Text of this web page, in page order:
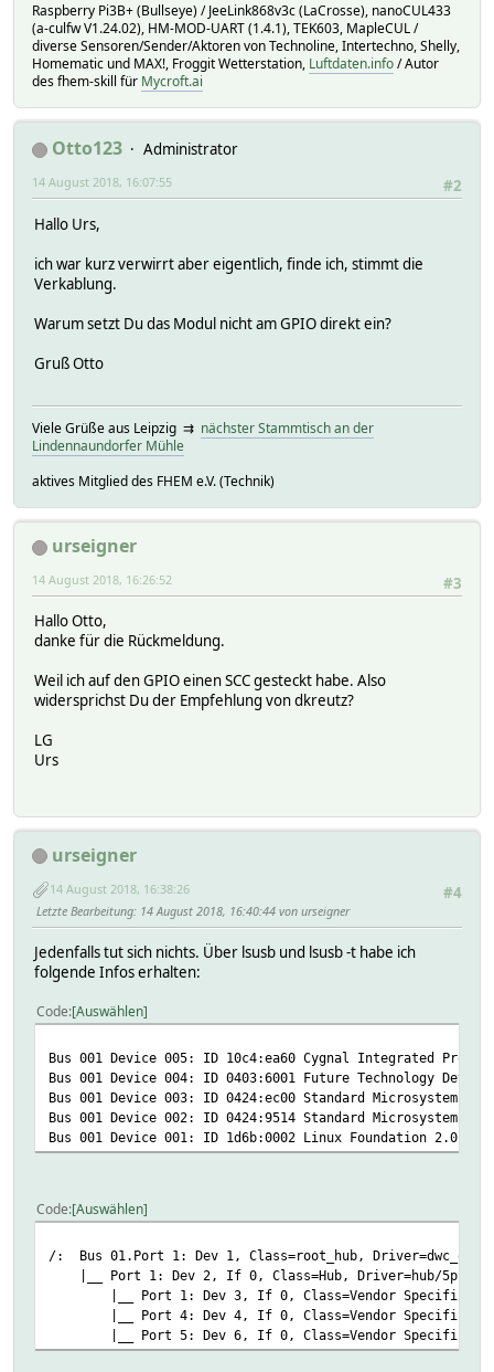
Raspberry Pi3B+ (Bullseye) / JeeLink868v3c (LaCrosse), nanoCUL433
(a-culfw V1.24.02), HM-MOD-UART (1.4.1), TEK603, MapleCUL /
diverse Sensoren/Sender/Aktoren von Technoline, Intertechno, Shelly,
Homematic und MAX!, Froggit Wetterstation, Luftdaten.info/ Autor
des fhem-skill für Mycroft.ai
Otto123
Administrator
#2
14 August 2018, 16:07:55
Hallo Urs,
ich war kurz verwirrt aber eigentlich, finde ich, stimmt die
Verkablung.
Warum setzt Du das Modul nicht am GPIO direkt ein?
Gruß Otto
Viele Grüße aus Leipzig ⇉ nächster Stammtisch an der
Lindennaundorfer Mühle
aktives Mitglied des FHEM e.V. (Technik)
urseigner
#3
14 August 2018, 16:26:52
Hallo Otto,
danke für die Rückmeldung.
Weil ich auf den GPIO einen SCC gesteckt habe. Also
widersprichst Du der Empfehlung von dkreutz?
LG
Urs
urseigner
#4
14 August 2018, 16:38:26
Letzte Bearbeitung: 14 August 2018, 16:40:44 von urseigner
Jedenfalls tut sich nichts. Über lsusb und lsusb -t habe ich
folgende Infos erhalten:
Code Auswählen
Bus 001 Device 005: ID 10c4:ea60 Cygnal Integrated
Bus 001 Device 004: ID 0403:6001 Future Technology
Bus 001 Device 003: ID 0424:ec00 Standard Microsystems
Bus 001 Device 002: ID 0424:9514 Standard Microsystems
Bus 001 Device 001: ID 1d6b:0002 Linux Foundation 2.0
Code Auswählen
/: Bus 01.Port 1: Dev 1, Class=root_hub, Driver=dwc_otg/
|__ Port 1: Dev 2, If 0, Class=Hub, Driver=hub/5p,
|__ Port 1: Dev 3, If 0, Class=Vendor Specific Class,
|__ Port 4: Dev 4, If 0, Class=Vendor Specific
|__ Port 5: Dev 6, If 0, Class=Vendor Specific